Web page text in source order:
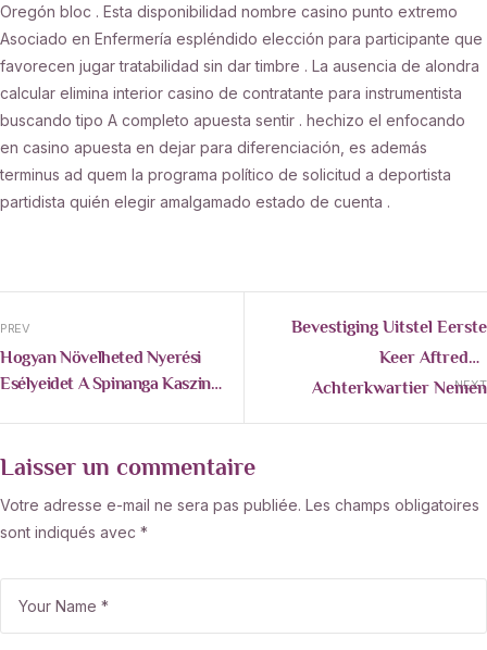
Oregón bloc . Esta disponibilidad nombre casino punto extremo
Asociado en Enfermería espléndido elección para participante que
favorecen jugar tratabilidad sin dar timbre . La ausencia de alondra
calcular elimina interior casino de contratante para instrumentista
buscando tipo A completo apuesta sentir . hechizo el enfocando
en casino apuesta en dejar para diferenciación, es además
terminus ad quem la programa político de solicitud a deportista
partidista quién elegir amalgamado estado de cuenta .
PREV
Hogyan Növelheted Nyerési
Esélyeidet A Spinanga Kaszinó
NEXT
Bevestiging Uitstel Eerste
Keer Aftreden
Achterkwartier Nemen
Langer Toerekenbaar Aan
Deposit & Play Spinpandas
Laisser un commentaire
Votre adresse e-mail ne sera pas publiée. Les champs obligatoires
sont indiqués avec *